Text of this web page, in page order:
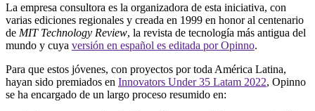
La empresa consultora es la organizadora de esta iniciativa, con
varias ediciones regionales y creada en 1999 en honor al centenario
de MIT Technology Review, la revista de tecnología más antigua del
mundo y cuya versión en español es editada por Opinno.
Para que estos jóvenes, con proyectos por toda América Latina,
hayan sido premiados en Innovators Under 35 Latam 2022, Opinno
se ha encargado de un largo proceso resumido en: